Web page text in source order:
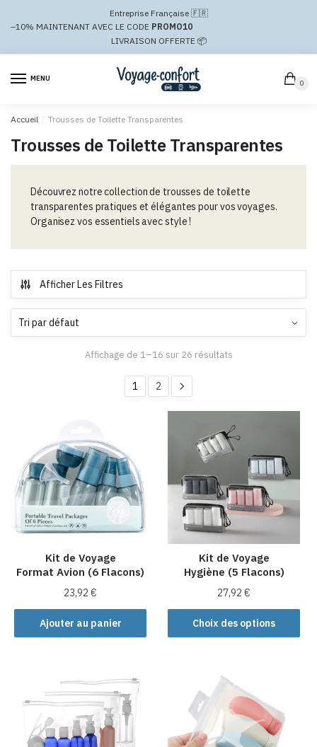
navigation
Entreprise Française 🇫🇷
–10% MAINTENANT AVEC LE CODE PROMO10
LIVRAISON OFFERTE 📦
MENU
0
Accueil / Trousses de Toilette Transparentes
Trousses de Toilette Transparentes
Découvrez notre collection de trousses de toilette
transparentes pratiques et élégantes pour vos voyages.
Organisez vos essentiels avec style !
Afficher Les Filtres
Affichage de 1–16 sur 26 résultats
1 2
Kit de Voyage
Format Avion (6 Flacons)
23,92€
Ajouter au panier
Kit de Voyage
Hygiène (5 Flacons)
27,92€
Choix des options
Ce
produit
variations.
Les
options
peuvent